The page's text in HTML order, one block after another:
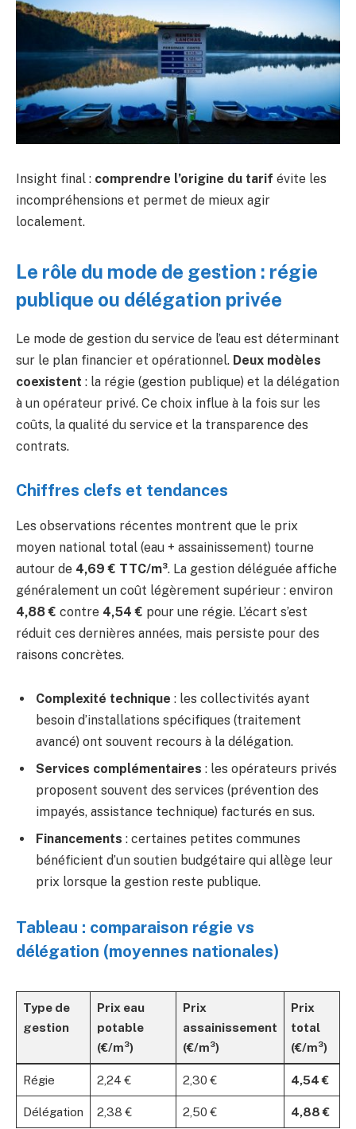
Insight final : comprendre l’origine du tarif évite les
incompréhensions et permet de mieux agir
localement.
Le rôle du mode de gestion : régie
publique ou délégation privée
Le mode de gestion du service de l’eau est déterminant
sur le plan financier et opérationnel. Deux modèles
coexistent : la régie (gestion publique) et la délégation
à un opérateur privé. Ce choix influe à la fois sur les
coûts, la qualité du service et la transparence des
contrats.
Chiffres clefs et tendances
Les observations récentes montrent que le prix
moyen national total (eau + assainissement) tourne
autour de 4,69 € TTC/m³. La gestion déléguée affiche
généralement un coût légèrement supérieur : environ
4,88 € contre 4,54 € pour une régie. L’écart s’est
réduit ces dernières années, mais persiste pour des
raisons concrètes.
Complexité technique : les collectivités ayant
besoin d’installations spécifiques (traitement
avancé) ont souvent recours à la délégation.
Services complémentaires : les opérateurs privés
proposent souvent des services (prévention des
impayés, assistance technique) facturés en sus.
Financements : certaines petites communes
bénéficient d’un soutien budgétaire qui allège leur
prix lorsque la gestion reste publique.
Tableau : comparaison régie vs
délégation (moyennes nationales)
Type de
gestion
Prix eau
potable
(€/m³)
Prix
assainissement
(€/m³)
Prix
total
(€/m³)
Régie 2,24 € 2,30 € 4,54 €
Délégation 2,38 € 2,50 € 4,88 €